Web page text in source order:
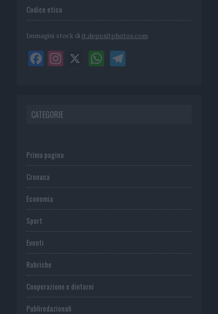
Codice etico
Immagini stock di it.depositphotos.com
CATEGORIE
Prima pagina
Cronaca
Economia
Sport
Eventi
Rubriche
Cooperazione e dintorni
Publiredazionali